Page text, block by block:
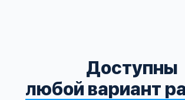
Доступны
любой вариант